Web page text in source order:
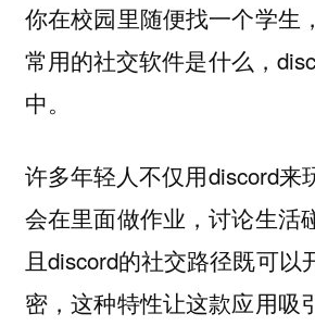
你在校园里随便找一个学生
常用的社交软件是什么，
中。
许多年轻人不仅用discord来
会在里面做作业，讨论生活
且discord的社交路径既可以
密，这种特性让这款应用吸